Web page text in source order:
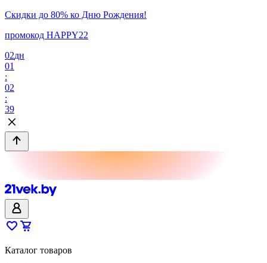
Скидки до 80% ко Дню Рождения!
промокод HAPPY22
02дн
01
:
02
:
39
Каталог товаров